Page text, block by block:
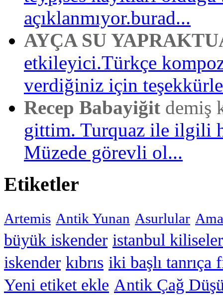
açıklanmıyor.burad...
AYÇA SU
etkileyici.Türkçe
verdiğiniz için
Recep Babayiğit demiş
gittim. Turquaz ile ilgili
Müzede görevli ol...
Etiketler
Artemis Antik Yunan Asurlular
büyük iskender istanbul
iskender kıbrıs iki başlı tanrıça
Yeni etiket ekle Antik Çağ